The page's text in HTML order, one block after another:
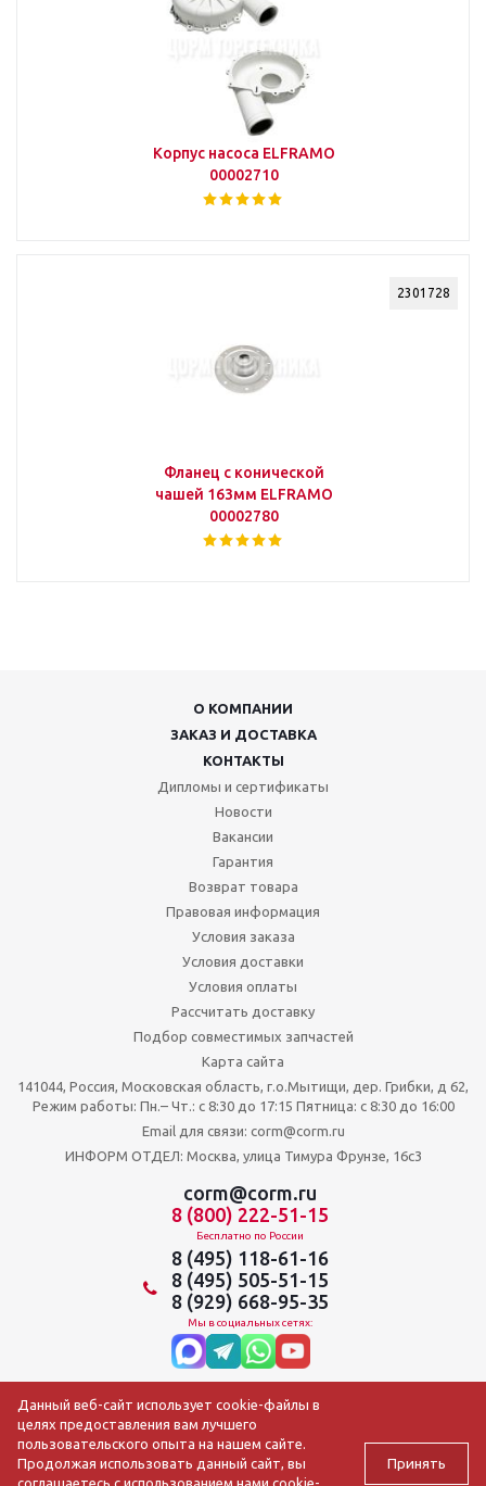
Корпус насоса ELFRAMO
00002710
2301728
Фланец с конической
чашей 163мм ELFRAMO
00002780
О КОМПАНИИ
ЗАКАЗ И ДОСТАВКА
КОНТАКТЫ
Дипломы и сертификаты
Новости
Вакансии
Гарантия
Возврат товара
Правовая информация
Условия заказа
Условия доставки
Условия оплаты
Рассчитать доставку
Подбор совместимых запчастей
Карта сайта
141044, Россия, Московская область, г.о.Мытищи, дер. Грибки, д 62,
Режим работы: Пн.– Чт.: с 8:30 до 17:15 Пятница: c 8:30 до 16:00
Email для связи: corm@corm.ru
ИНФОРМ ОТДЕЛ: Москва, улица Тимура Фрунзе, 16с3
corm@corm.ru
8 (800) 222-51-15
Бесплатно по России
8 (495) 118-61-16
8 (495) 505-51-15
8 (929) 668-95-35
Мы в социальных сетях:
Данный веб-сайт использует cookie-файлы в
целях предоставления вам лучшего
пользовательского опыта на нашем сайте.
Продолжая использовать данный сайт, вы
соглашаетесь с использованием нами cookie-
Принять